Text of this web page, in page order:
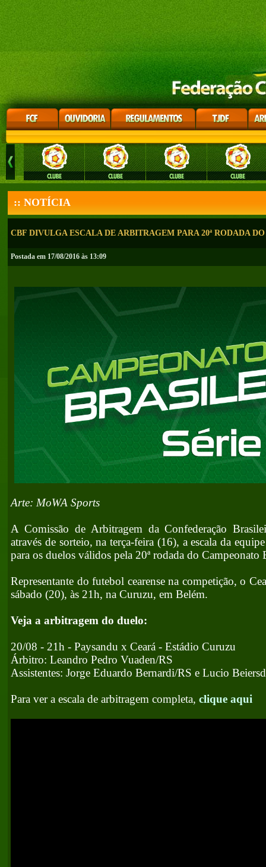
:: NOTÍCIA
CBF DIVULGA ESCALA DE ARBITRAGEM PARA 20ª RODADA
Postada em 17/08/2016 às 13:09
Arte: MoWA Sports
A Comissão de Arbitragem da Confederação
através de sorteio, na terça-feira (16), a escala da
para os duelos válidos pela 20ª rodada do Campeonato
Representante do futebol cearense na competição, o
sábado (20), às 21h, na Curuzu, em Belém.
Veja a arbitragem do duelo:
20/08 - 21h - Paysandu x Ceará - Estádio Curuzu
Árbitro: Leandro Pedro Vuaden/RS
Assistentes: Jorge Eduardo Bernardi/RS e Lucio
Para ver a escala de arbitragem completa, clique aqui